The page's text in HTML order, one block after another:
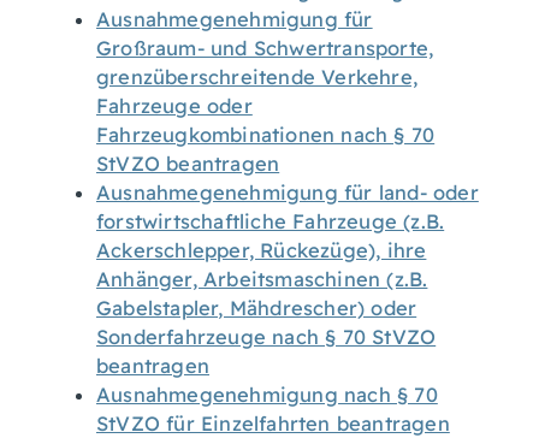
Ausnahmegenehmigung für
Großraum- und Schwertransporte,
grenzüberschreitende Verkehre,
Fahrzeuge oder
Fahrzeugkombinationen nach § 70
StVZO beantragen
Ausnahmegenehmigung für land- oder
forstwirtschaftliche Fahrzeuge (z.B.
Ackerschlepper, Rückezüge), ihre
Anhänger, Arbeitsmaschinen (z.B.
Gabelstapler, Mähdrescher) oder
Sonderfahrzeuge nach § 70 StVZO
beantragen
Ausnahmegenehmigung nach § 70
StVZO für Einzelfahrten beantragen